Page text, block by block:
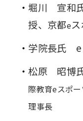
堀川 宣和
授、京都e
学院長氏 e
松原 昭博
際教育eスポ
理事長